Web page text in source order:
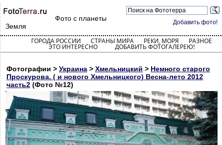
Добавить фото!
Фото с планеты
Земля
ГОРОДА РОССИИ СТРАНЫ МИРА РЕКИ, МОРЯ РАЗНОЕ
ЭТО ИНТЕРЕСНО ДОБАВИТЬ ФОТОГАЛЕРЕЮ!
Фотографии > Украина > Хмельницкий > Немного старого
Проскурова. ( и нового Хмельницкого) Весна-лето 2012
часть2 (Фото №12)